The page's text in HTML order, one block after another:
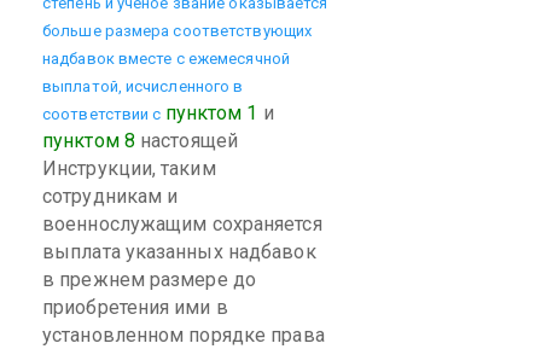
больше размера соответствующих
надбавок вместе с ежемесячной
выплатой, исчисленного в
соответствии с пунктом 1 и
пунктом 8 настоящей
Инструкции, таким
сотрудникам и
военнослужащим сохраняется
выплата указанных надбавок
в прежнем размере до
приобретения ими в
установленном порядке права